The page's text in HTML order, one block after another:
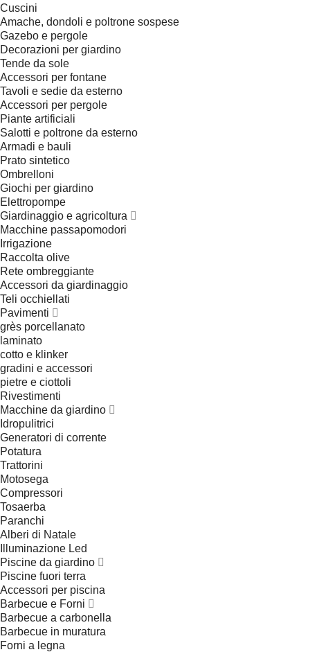
Cuscini
Amache, dondoli e poltrone sospese
Gazebo e pergole
Decorazioni per giardino
Tende da sole
Accessori per fontane
Tavoli e sedie da esterno
Accessori per pergole
Piante artificiali
Salotti e poltrone da esterno
Armadi e bauli
Prato sintetico
Ombrelloni
Giochi per giardino
Elettropompe
Giardinaggio e agricoltura
Macchine passapomodori
Irrigazione
Raccolta olive
Rete ombreggiante
Accessori da giardinaggio
Teli occhiellati
Pavimenti
grès porcellanato
laminato
cotto e klinker
gradini e accessori
pietre e ciottoli
Rivestimenti
Macchine da giardino
Idropulitrici
Generatori di corrente
Potatura
Trattorini
Motosega
Compressori
Tosaerba
Paranchi
Alberi di Natale
Illuminazione Led
Piscine da giardino
Piscine fuori terra
Accessori per piscina
Barbecue e Forni
Barbecue a carbonella
Barbecue in muratura
Forni a legna